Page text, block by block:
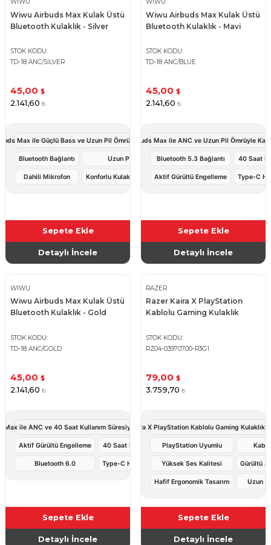
WIWU
Wiwu Airbuds Max Kulak Üstü
Bluetooth Kulaklık - Silver
STOK KODU
TD-18 ANC/SILVER
45,00 $
2.141,60 ₺
Max ile Güçlü Bass ve Uzun Pil Ömrüyle Kablosuz Müzik Deneyimi
Bluetooth Bağlantı Uzun Pil Ömrü
Dahili Mikrofon Konforlu Kulak Üstü Tasarım
Sepete Ekle
Detaylı İncele
WIWU
Wiwu Airbuds Max Kulak Üstü
Bluetooth Kulaklık - Mavi
STOK KODU
TD-18 ANC/BLUE
45,00 $
2.141,60 ₺
Wiwu Airbuds Max ile ANC ve Uzun Pil Ömrüyle
Bluetooth 5.3 Bağlantı 40 Saat
Aktif Gürültü Engelleme Type-C
Sepete Ekle
Detaylı İncele
WIWU
Wiwu Airbuds Max Kulak Üstü
Bluetooth Kulaklık - Gold
STOK KODU
TD-18 ANC/GOLD
45,00 $
2.141,60 ₺
ile ANC ve 40 Saat Kullanım Süresiyle Premium Müzik Deneyimi
Aktif Gürültü Engelleme 40 Saat Pil Ömrü
Bluetooth 6.0 Type-C Hızlı Şarj
Sepete Ekle
Detaylı İncele
RAZER
Razer Kaira X PlayStation
Kablolu Gaming Kulaklık
STOK KODU
RZ04-03970700-R3G1
79,00 $
3.759,70 ₺
Razer Kaira X PlayStation Kablolu Gaming Kulaklık
PlayStation Uyumlu
Yüksek Ses Kalitesi Gürültü
Hafif Ergonomik Tasarım Uzun
Sepete Ekle
Detaylı İncele